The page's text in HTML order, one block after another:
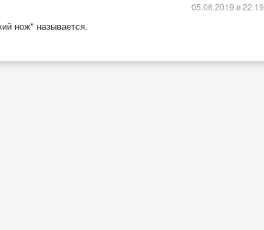
нож" называется.
05.06.2019 в 22:19